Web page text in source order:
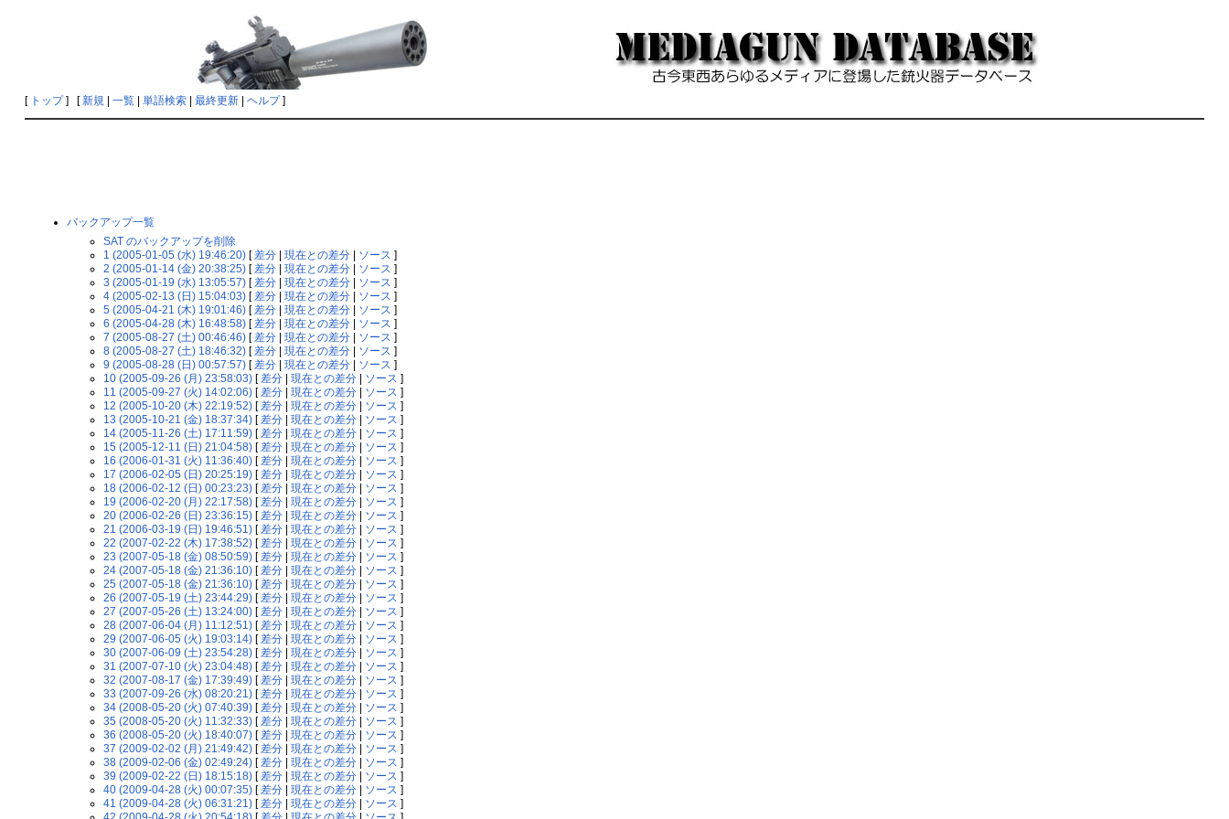
[ トップ] [新規| 一覧| 単語検索| 最終更新| ヘルプ]
バックアップ一覧
SAT のバックアップを削除
1 (2005-01-05 (水) 19:46:20)[差分| 現在との差分| ソース ]
2 (2005-01-14 (金) 20:38:25)[差分| 現在との差分| ソース ]
3 (2005-01-19 (水) 13:05:57)[差分| 現在との差分| ソース ]
4 (2005-02-13 (日) 15:04:03)[差分| 現在との差分| ソース ]
5 (2005-04-21 (木) 19:01:46)[差分| 現在との差分| ソース ]
6 (2005-04-28 (木) 16:48:58)[差分| 現在との差分| ソース ]
7 (2005-08-27 (土) 00:46:46)[差分| 現在との差分| ソース ]
8 (2005-08-27 (土) 18:46:32)[差分| 現在との差分| ソース ]
9 (2005-08-28 (日) 00:57:57)[差分| 現在との差分| ソース ]
10 (2005-09-26 (月) 23:58:03)[差分| 現在との差分| ソース ]
11 (2005-09-27 (火) 14:02:06)[差分| 現在との差分| ソース ]
12 (2005-10-20 (木) 22:19:52)[差分| 現在との差分| ソース ]
13 (2005-10-21 (金) 18:37:34)[差分| 現在との差分| ソース ]
14 (2005-11-26 (土) 17:11:59)[差分| 現在との差分| ソース ]
15 (2005-12-11 (日) 21:04:58)[差分| 現在との差分| ソース ]
16 (2006-01-31 (火) 11:36:40)[差分| 現在との差分| ソース ]
17 (2006-02-05 (日) 20:25:19)[差分| 現在との差分| ソース ]
18 (2006-02-12 (日) 00:23:23)[差分| 現在との差分| ソース ]
19 (2006-02-20 (月) 22:17:58)[差分| 現在との差分| ソース ]
20 (2006-02-26 (日) 23:36:15)[差分| 現在との差分| ソース ]
21 (2006-03-19 (日) 19:46:51)[差分| 現在との差分| ソース ]
22 (2007-02-22 (木) 17:38:52)[差分| 現在との差分| ソース ]
23 (2007-05-18 (金) 08:50:59)[差分| 現在との差分| ソース ]
24 (2007-05-18 (金) 21:36:10)[差分| 現在との差分| ソース ]
25 (2007-05-18 (金) 21:36:10)[差分| 現在との差分| ソース ]
26 (2007-05-19 (土) 23:44:29)[差分| 現在との差分| ソース ]
27 (2007-05-26 (土) 13:24:00)[差分| 現在との差分| ソース ]
28 (2007-06-04 (月) 11:12:51)[差分| 現在との差分| ソース ]
29 (2007-06-05 (火) 19:03:14)[差分| 現在との差分| ソース ]
30 (2007-06-09 (土) 23:54:28)[差分| 現在との差分| ソース ]
31 (2007-07-10 (火) 23:04:48)[差分| 現在との差分| ソース ]
32 (2007-08-17 (金) 17:39:49)[差分| 現在との差分| ソース ]
33 (2007-09-26 (水) 08:20:21)[差分| 現在との差分| ソース ]
34 (2008-05-20 (火) 07:40:39)[差分| 現在との差分| ソース ]
35 (2008-05-20 (火) 11:32:33)[差分| 現在との差分| ソース ]
36 (2008-05-20 (火) 18:40:07)[差分| 現在との差分| ソース ]
37 (2009-02-02 (月) 21:49:42)[差分| 現在との差分| ソース ]
38 (2009-02-06 (金) 02:49:24)[差分| 現在との差分| ソース ]
39 (2009-02-22 (日) 18:15:18)[差分| 現在との差分| ソース ]
40 (2009-04-28 (火) 00:07:35)[差分| 現在との差分| ソース ]
41 (2009-04-28 (火) 06:31:21)[差分| 現在との差分| ソース ]